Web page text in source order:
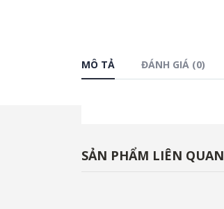
MÔ TẢ ĐÁNH GIÁ (0)
SẢN PHẨM LIÊN QUAN